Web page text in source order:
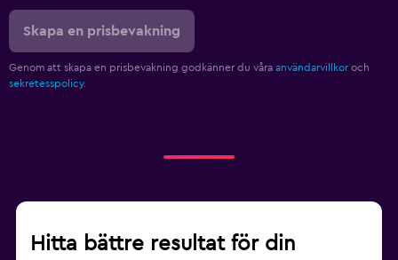
Skapa en prisbevakning
Genom att skapa en prisbevakning godkänner du våra användarvillkor och
sekretesspolicy.
Hitta bättre resultat för din